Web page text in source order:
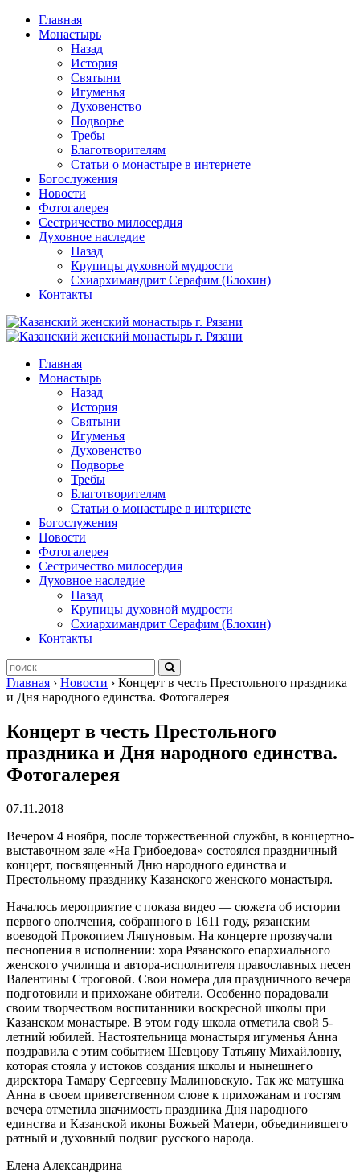
Перейти
содержимому
Главная
Монастырь
Назад
История
Святыни
Игуменья
Духовенство
Подворье
Требы
Благотворителям
Статьи о монастыре в интернете
Богослужения
Новости
Фотогалерея
Сестричество милосердия
Духовное наследие
Назад
Крупицы духовной мудрости
Схиархимандрит Серафим (Блохин)
Контакты
Главная
Монастырь
Назад
История
Святыни
Игуменья
Духовенство
Подворье
Требы
Благотворителям
Статьи о монастыре в интернете
Богослужения
Новости
Фотогалерея
Сестричество милосердия
Духовное наследие
Назад
Крупицы духовной мудрости
Схиархимандрит Серафим (Блохин)
Контакты
Главная › Новости › Концерт в честь Престольного праздника
и Дня народного единства. Фотогалерея
Концерт в честь Престольного
праздника и Дня народного единства.
Фотогалерея
07.11.2018
Вечером 4 ноября, после торжественной службы, в концертно-
выставочном зале «На Грибоедова» состоялся праздничный
концерт, посвященный Дню народного единства и
Престольному празднику Казанского женского монастыря.
Началось мероприятие с показа видео — сюжета об истории
первого ополчения, собранного в 1611 году, рязанским
воеводой Прокопием Ляпуновым. На концерте прозвучали
песнопения в исполнении: хора Рязанского епархиального
женского училища и автора-исполнителя православных песен
Валентины Строговой. Свои номера для праздничного вечера
подготовили и прихожане обители. Особенно порадовали
своим творчеством воспитанники воскресной школы при
Казанском монастыре. В этом году школа отметила свой 5-
летний юбилей. Настоятельница монастыря игуменья Анна
поздравила с этим событием Шевцову Татьяну Михайловну,
которая стояла у истоков создания школы и нынешнего
директора Тамару Сергеевну Малиновскую. Так же матушка
Анна в своем приветственном слове к прихожанам и гостям
вечера отметила значимость праздника Дня народного
единства и Казанской иконы Божьей Матери, объединившего
ратный и духовный подвиг русского народа.
Елена Александрина